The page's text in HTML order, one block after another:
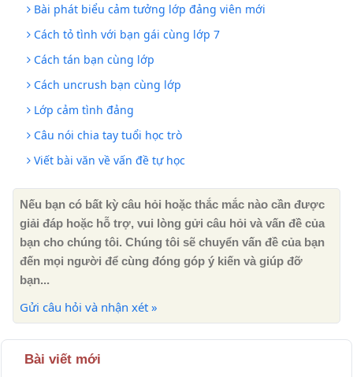
Bài phát biểu cảm tưởng lớp đảng viên mới
Cách tỏ tình với bạn gái cùng lớp 7
Cách tán bạn cùng lớp
Cách uncrush bạn cùng lớp
Lớp cảm tình đảng
Câu nói chia tay tuổi học trò
Viết bài văn về vấn đề tự học
Nếu bạn có bất kỳ câu hỏi hoặc thắc mắc nào cần được
giải đáp hoặc hỗ trợ, vui lòng gửi câu hỏi và vấn đề của
bạn cho chúng tôi. Chúng tôi sẽ chuyển vấn đề của bạn
đến mọi người để cùng đóng góp ý kiến ​​và giúp đỡ
bạn...
Gửi câu hỏi và nhận xét »
Bài viết mới